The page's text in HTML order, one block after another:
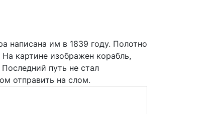
написана им в 1839 году. Полотно
картине изображен корабль,
путь не стал
отправить на слом.